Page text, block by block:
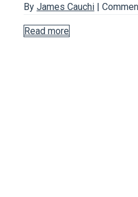
By James Cauchi |
Read more